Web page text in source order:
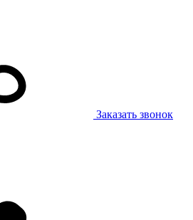
Заказать звонок